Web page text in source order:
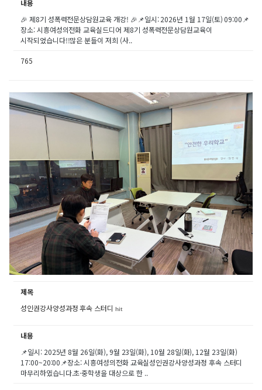
내용
🎉 제8기 성폭력전문상담원교육 개강! 🎉📌일시: 2026년 1월 17일(토) 09:00📌
장소: 시흥여성의전화 교육실드디어 제8기 성폭력전문상담원교육이
시작되었습니다!!많은 분들이 저희 (사..
765
제목
성인권강사양성과정 후속 스터디 hit
내용
📌일시: 2025년 8월 26일(화), 9월 23일(화), 10월 28일(화), 12월 23일(화)
17:00~20:00📌장소: 시흥여성의전화 교육실성인권강사양성과정 후속 스터디
마무리하였습니다.초·중학생을 대상으로 한 ..